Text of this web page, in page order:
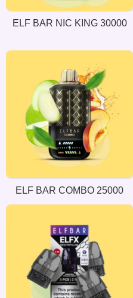
ELF BAR NIC KING 30000
ELF BAR COMBO 25000